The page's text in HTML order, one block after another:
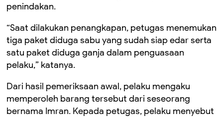
penindakan.
“Saat dilakukan penangkapan, petugas menemukan
tiga paket diduga sabu yang sudah siap edar serta
satu paket diduga ganja dalam penguasaan
pelaku,” katanya.
Dari hasil pemeriksaan awal, pelaku mengaku
memperoleh barang tersebut dari seseorang
bernama Imran. Kepada petugas, pelaku menyebut